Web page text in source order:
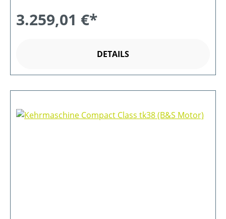
3.259,01 €*
DETAILS